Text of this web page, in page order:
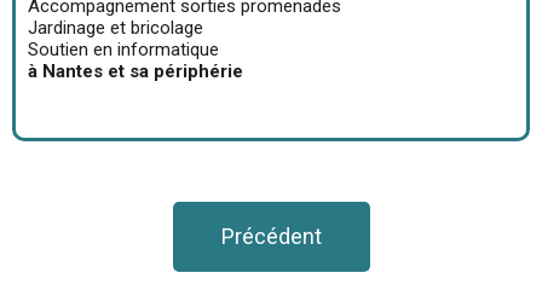
Accompagnement sorties promenades
Jardinage et bricolage
Soutien en informatique
à Nantes et sa périphérie
Précédent